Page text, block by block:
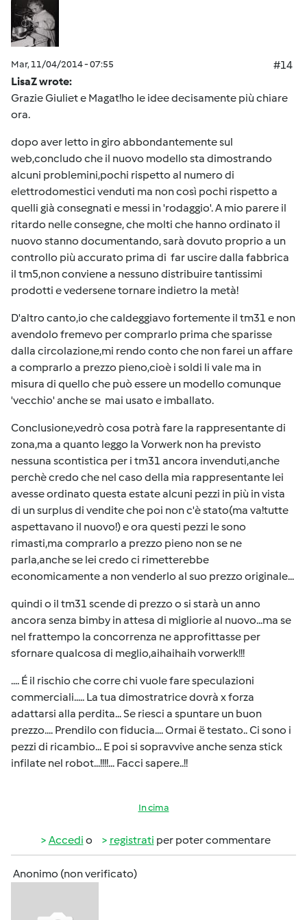
Mar, 11/04/2014 - 07:55
#14
LisaZ wrote:
Grazie Giuliet e Magat!ho le idee decisamente più chiare
ora.
dopo aver letto in giro abbondantemente sul
web,concludo che il nuovo modello sta dimostrando
alcuni problemini,pochi rispetto al numero di
elettrodomestici venduti ma non così pochi rispetto a
quelli già consegnati e messi in 'rodaggio'. A mio parere il
ritardo nelle consegne, che molti che hanno ordinato il
nuovo stanno documentando, sarà dovuto proprio a un
controllo più accurato prima di far uscire dalla fabbrica
il tm5,non conviene a nessuno distribuire tantissimi
prodotti e vedersene tornare indietro la metà!
D'altro canto,io che caldeggiavo fortemente il tm31 e non
avendolo fremevo per comprarlo prima che sparisse
dalla circolazione,mi rendo conto che non farei un affare
a comprarlo a prezzo pieno,cioè i soldi li vale ma in
misura di quello che può essere un modello comunque
'vecchio' anche se mai usato e imballato.
Conclusione,vedrò cosa potrà fare la rappresentante di
zona,ma a quanto leggo la Vorwerk non ha previsto
nessuna scontistica per i tm31 ancora invenduti,anche
perchè credo che nel caso della mia rappresentante lei
avesse ordinato questa estate alcuni pezzi in più in vista
di un surplus di vendite che poi non c'è stato(ma va!tutte
aspettavano il nuovo!) e ora questi pezzi le sono
rimasti,ma comprarlo a prezzo pieno non se ne
parla,anche se lei credo ci rimetterebbe
economicamente a non venderlo al suo prezzo originale...
quindi o il tm31 scende di prezzo o si starà un anno
ancora senza bimby in attesa di migliorie al nuovo...ma se
nel frattempo la concorrenza ne approfittasse per
sfornare qualcosa di meglio,aihaihaih vorwerk!!!
.... É il rischio che corre chi vuole fare speculazioni
commerciali..... La tua dimostratrice dovrà x forza
adattarsi alla perdita... Se riesci a spuntare un buon
prezzo.... Prendilo con fiducia.... Ormai ë testato.. Ci sono i
pezzi di ricambio... E poi si sopravvive anche senza stick
infilate nel robot...!!!!... Facci sapere..!!
In cima
Accedi o registrati per poter commentare
Anonimo (non verificato)